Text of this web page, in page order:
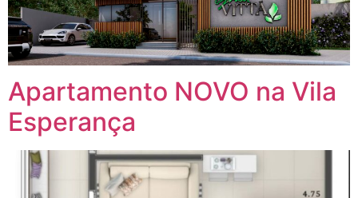
Apartamento NOVO na Vila
Esperança